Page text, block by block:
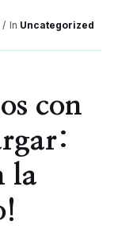
In Uncategorized
con
la